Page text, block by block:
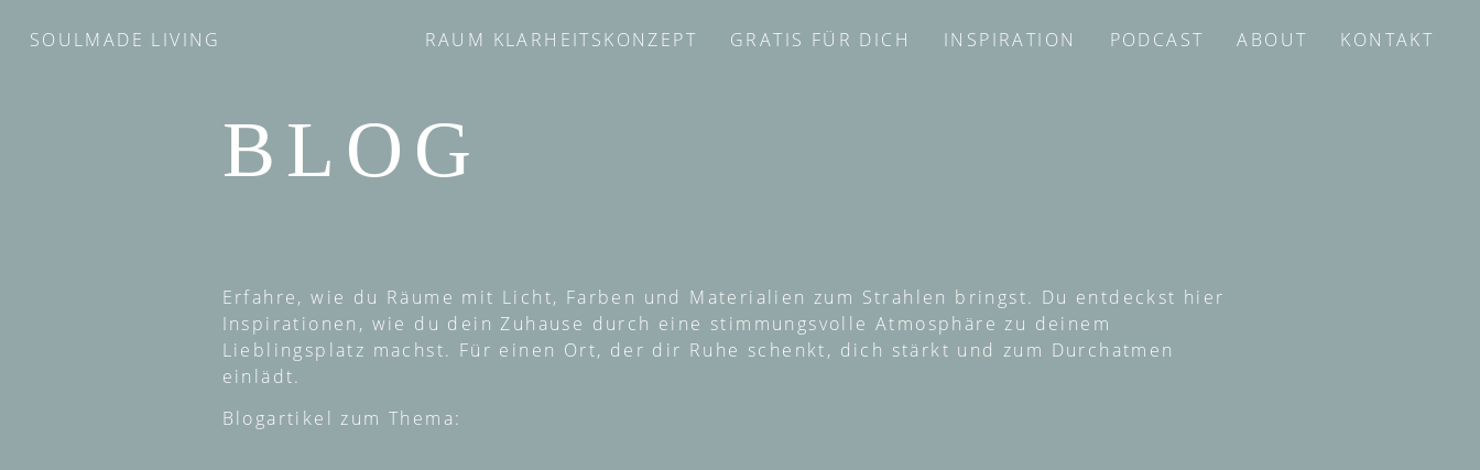
SOULMADE LIVING RAUM KLARHEITSKONZEPT GRATIS FÜR DICH INSPIRATION PODCAST ABOUT KONTAKT
BLOG
Erfahre, wie du Räume mit Licht, Farben und Materialien zum Strahlen bringst. Du entdeckst hier
Inspirationen, wie du dein Zuhause durch eine stimmungsvolle Atmosphäre zu deinem
Lieblingsplatz machst. Für einen Ort, der dir Ruhe schenkt, dich stärkt und zum Durchatmen
einlädt.
Blogartikel zum Thema: